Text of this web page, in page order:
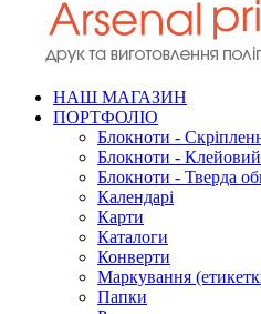
НАШ МАГАЗИН
ПОРТФОЛІО
Блокноти -
Блокноти -
Блокноти - Тверда
Календарі
Карти
Каталоги
Конверти
Маркування
Папки